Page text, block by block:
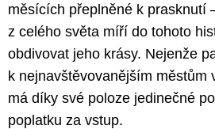
měsících přeplněné k prasknutí
z celého světa míří do tohoto
obdivovat jeho krásy. Nejenže
k nejnavštěvovanějším městům
má díky své poloze jedinečné
poplatku za vstup.